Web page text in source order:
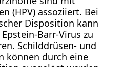
(HPV) assoziiert. Bei
Disposition kann
Barr-Virus zu
Schilddrüsen- und
können durch eine